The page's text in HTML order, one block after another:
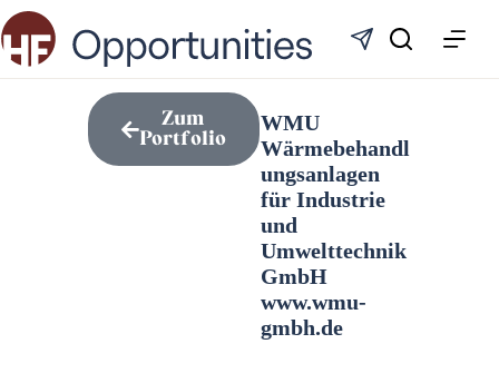
Zum
Portfolio
WMU
Wärmebehandl
ungsanlagen
für Industrie
und
Umwelttechnik
GmbH
www.wmu-
gmbh.de